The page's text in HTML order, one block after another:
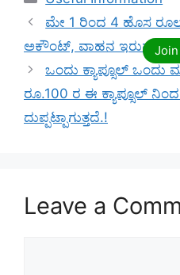
ಮೇ 1 ರಿಂದ 4 ಹೊಸ
ಅಕೌಂಟ್, ವಾಹನ ಇರುವವರು
ಒಂದು ಕ್ಯಾಪ್ಸೂಲ್ ಒಂದು
ರೂ.100 ರ ಈ ಕ್ಯಾಪ್ಸೂಲ್
ದುಪ್ಪಟ್ಪಾಗುತ್ತದೆ.!
Leave a